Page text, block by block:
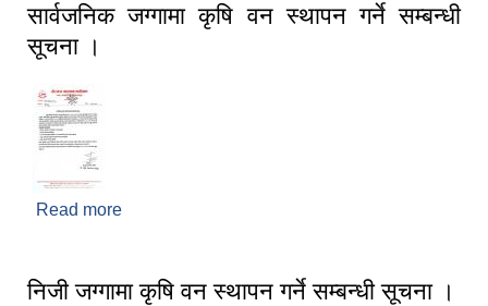
सार्वजनिक जग्गामा कृषि वन स्थापन गर्ने सम्बन्धी
सूचना ।
Read more
निजी जग्गामा कृषि वन स्थापन गर्ने सम्बन्धी सूचना ।